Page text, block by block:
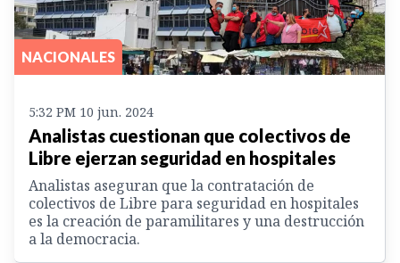
NACIONALES
5:32 PM 10 jun. 2024
Analistas cuestionan que colectivos de
Libre ejerzan seguridad en hospitales
Analistas aseguran que la contratación de
colectivos de Libre para seguridad en hospitales
es la creación de paramilitares y una destrucción
a la democracia.